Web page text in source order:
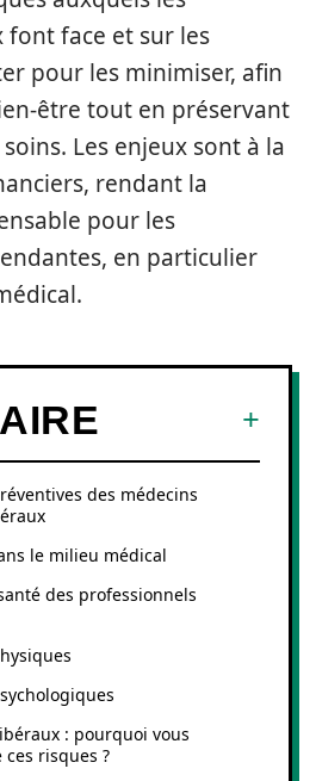
font face et sur les
pour les minimiser, afin
être tout en préservant
Les enjeux sont à la
rendant la
pour les
en particulier
des médecins
le milieu médical
des professionnels
: pourquoi vous
risques ?